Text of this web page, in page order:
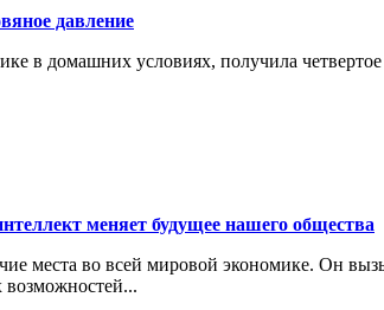
давление
в домашних условиях, получила
меняет будущее нашего общества
места во всей мировой экономике. Он
возможностей...